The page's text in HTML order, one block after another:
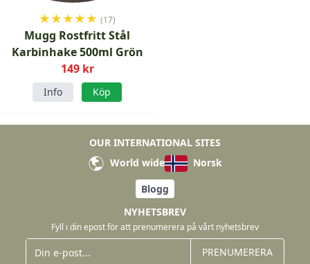
★★★★★ (17)
Mugg Rostfritt Stål
Karbinhake 500ml Grön
149 kr
Info Köp
OUR INTERNATIONAL SITES
World wide
Norsk
Blogg
NYHETSBREV
Fyll i din epost för att prenumerera på vårt nyhetsbrev
PRENUMERERA